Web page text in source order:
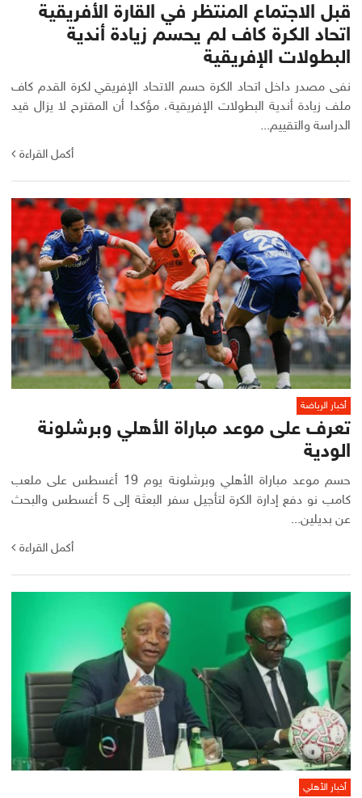
قبل الاجتماع المنتظر في القارة الأفريقية
اتحاد الكرة كاف لم يحسم زيادة أندية
البطولات الإفريقية
نفى مصدر داخل اتحاد الكرة حسم الاتحاد الإفريقي لكرة القدم كاف
ملف زيادة أندية البطولات الإفريقية، مؤكدا أن المقترح لا يزال قيد
الدراسة والتقييم...
أكمل القراءة
أخبار الرياضة
تعرف على موعد مباراة الأهلي وبرشلونة
الودية
حسم موعد مباراة الأهلي وبرشلونة يوم 19 أغسطس على ملعب
كامب نو دفع إدارة الكرة لتأجيل سفر البعثة إلى 5 أغسطس والبحث
عن بديلين...
أكمل القراءة
أخبار الأهلي